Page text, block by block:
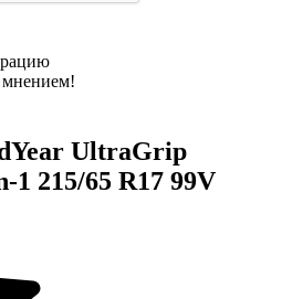
мнением!
UltraGrip
1 215/65 R17 99V